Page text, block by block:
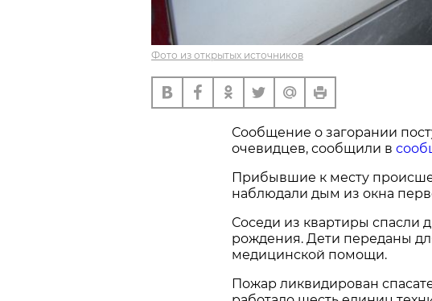
Фото из открытых источников
Сообщение о загорании
очевидцев, сообщили в
Прибывшие к месту
наблюдали дым из окна
Соседи из квартиры спасли
рождения. Дети переданы
медицинской помощи.
Пожар ликвидирован